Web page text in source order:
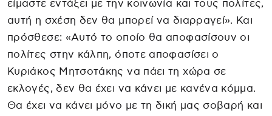
είμαστε εντάξει με την κοινωνία και τους πολίτες,
αυτή η σχέση δεν θα μπορεί να διαρραγεί». Και
πρόσθεσε: «Αυτό το οποίο θα αποφασίσουν οι
πολίτες στην κάλπη, όποτε αποφασίσει ο
Κυριάκος Μητσοτάκης να πάει τη χώρα σε
εκλογές, δεν θα έχει να κάνει με κανένα κόμμα.
Θα έχει να κάνει μόνο με τη δική μας σοβαρή και